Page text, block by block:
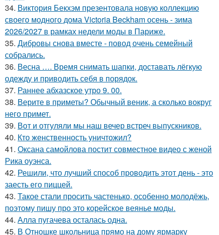
34. Виктория Бекхэм презентовала новую коллекцию
своего модного дома Victoria Beckham осень - зима
2026/2027 в рамках недели моды в Париже.
35. Дибровы снова вместе - повод очень семейный
собрались.
36. Весна …. Время снимать шапки, доставать лёгкую
одежду и приводить себя в порядок.
37. Раннее абхазское утро 9. 00.
38. Верите в приметы? Обычный веник, а сколько вокруг
него примет.
39. Вот и отгуляли мы наш вечер встреч выпускников.
40. Кто женственность уничтожил?
41. Оксана самойлова постит совместное видео с женой
Рика оуэнса.
42. Решили, что лучший способ проводить этот день - это
заесть его пиццей.
43. Такое стали просить частенько, особенно молодёжь,
поэтому пишу про это корейское веянье моды.
44. Алла пугачева осталась одна.
45. В Отношке школьница прямо на дому ярмарку